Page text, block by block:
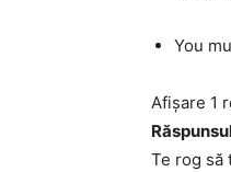
You
Afișare 1
Te rog să